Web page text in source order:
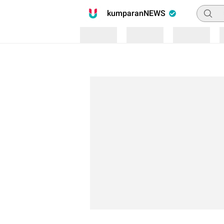
kumparanNEWS